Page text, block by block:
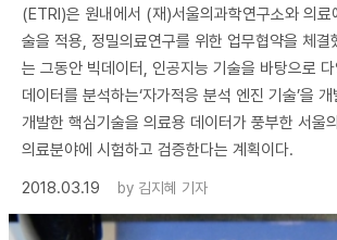
(ETRI)은 원내에서 (재)서울의과학연구소와 의료
술을 적용, 정밀의료연구를 위한 업무협약을 체결
는 그동안 빅데이터, 인공지능 기술을 바탕으로
데이터를 분석하는‘자가적응 분석 엔진 기술’을
개발한 핵심기술을 의료용 데이터가 풍부한 서울
의료분야에 시험하고 검증한다는 계획이다.
2018.03.19
by 김지혜 기자